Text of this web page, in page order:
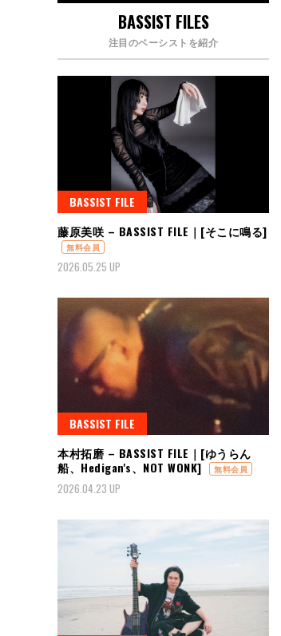
BASSIST FILES
注目のベーシストを紹介
BASSIST FILE
藤原美咲 – BASSIST FILE｜[そこに鳴る]
無料会員
2026.05.25 UP
BASSIST FILE
本村拓磨 – BASSIST FILE｜[ゆうらん
船、Hedigan's、NOT WONK]
無料会員
2026.04.23 UP